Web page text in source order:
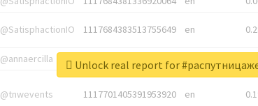
@SatisphactionIO 1117684383513755649 en
@annaercilla 1117684805876027392 en
@tnwevents 1117701405391953920 en
Unlock real report for